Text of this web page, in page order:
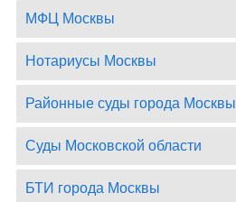
МФЦ Москвы
Нотариусы Москвы
Районные суды города Москвы
Суды Московской области
БТИ города Москвы